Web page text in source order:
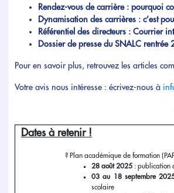
Rendez-vous de carrière : pourquoi
Dynamisation des carrières : c’est
Référentiel des directeurs : Courrier
Dossier de presse du SNALC rentrée
Pour en savoir plus, retrouvez les articles
Votre avis nous intéresse : écrivez-nous à
Dates à retenir !
Plan académique de formation
28 août 2025 : publication
03 au 18 septembre
scolaire